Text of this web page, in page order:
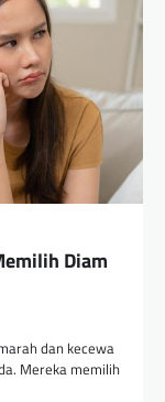
Diam
dan kecewa
Mereka memilih